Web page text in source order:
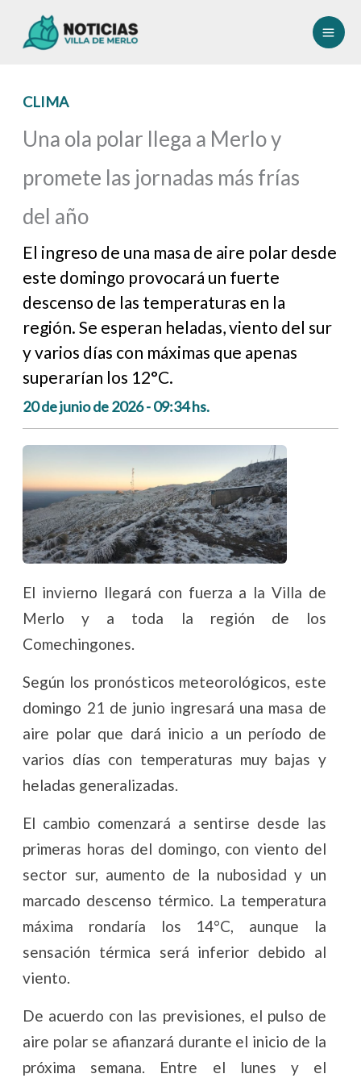
CLIMA
Una ola polar llega a Merlo y
promete las jornadas más frías
del año
El ingreso de una masa de aire polar desde
este domingo provocará un fuerte
descenso de las temperaturas en la
región. Se esperan heladas, viento del sur
y varios días con máximas que apenas
superarían los 12°C.
20 de junio de 2026 - 09:34 hs.
El invierno llegará con fuerza a la Villa de
Merlo y a toda la región de los
Comechingones.
Según los pronósticos meteorológicos, este
domingo 21 de junio ingresará una masa de
aire polar que dará inicio a un período de
varios días con temperaturas muy bajas y
heladas generalizadas.
El cambio comenzará a sentirse desde las
primeras horas del domingo, con viento del
sector sur, aumento de la nubosidad y un
marcado descenso térmico. La temperatura
máxima rondaría los 14°C, aunque la
sensación térmica será inferior debido al
viento.
De acuerdo con las previsiones, el pulso de
aire polar se afianzará durante el inicio de la
próxima semana. Entre el lunes y el